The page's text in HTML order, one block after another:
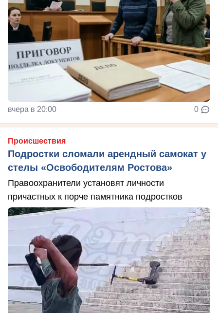
вчера в 20:00 0
Происшествия
Подростки сломали арендный самокат у
стелы «Освободителям Ростова»
Правоохранители установят личности
причастных к порче памятника подростков